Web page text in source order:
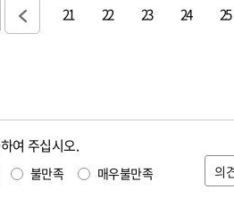
21 22 23 24 25
여 주십시오.
불만족 매우불만족